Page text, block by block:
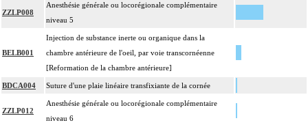
ZZLP008
Anesthésie générale ou locorégionale complémentaire
niveau 5
BELB001
Injection de substance inerte ou organique dans la
chambre antérieure de l'oeil, par voie transcornéenne
[Reformation de la chambre antérieure]
BDCA004 Suture d'une plaie linéaire transfixiante de la cornée
ZZLP012
Anesthésie générale ou locorégionale complémentaire
niveau 6